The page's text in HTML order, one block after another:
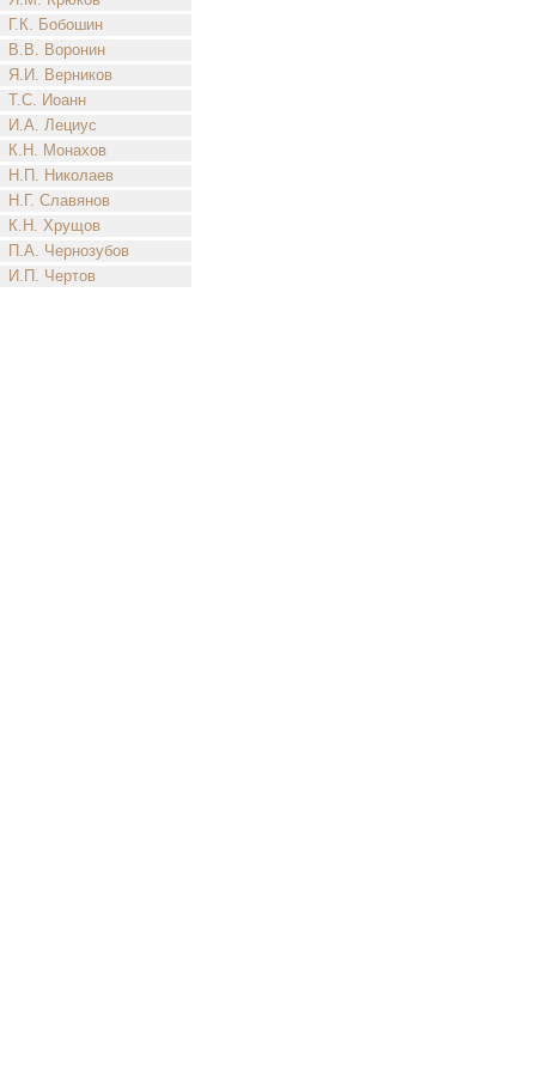
Г.К. Бобошин
В.В. Воронин
Я.И. Верников
Т.С. Иоанн
И.А. Лециус
К.Н. Монахов
Н.П. Николаев
Н.Г. Славянов
К.Н. Хрущов
П.А. Чернозубов
И.П. Чертов